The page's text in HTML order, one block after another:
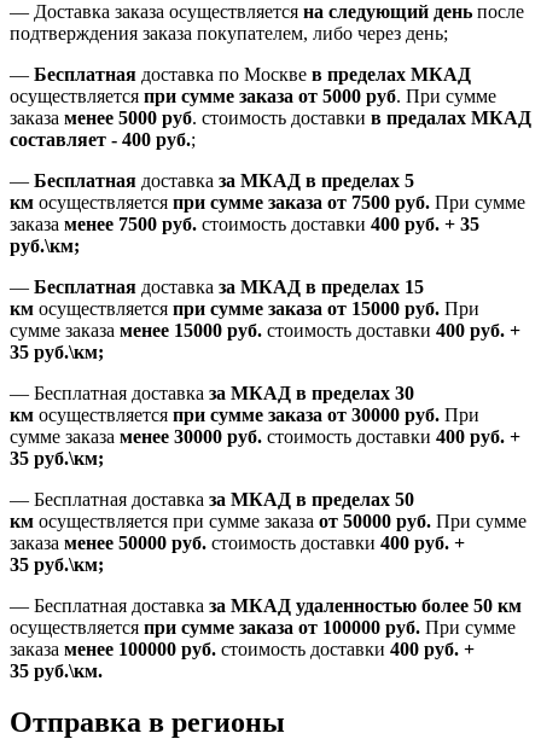
— Доставка заказа осуществляется на следующий день после
подтверждения заказа покупателем, либо через день;
— Бесплатная доставка по Москве в пределах МКАД
осуществляется при сумме заказа от 5000 руб. При сумме
заказа менее 5000 руб. стоимость доставки в предалах МКАД
составляет - 400 руб.;
— Бесплатная доставка за МКАД в пределах 5
км осуществляется при сумме заказа от 7500 руб. При сумме
заказа менее 7500 руб. стоимость доставки 400 руб. + 35
руб.\км;
— Бесплатная доставка за МКАД в пределах 15
км осуществляется при сумме заказа от 15000 руб. При
сумме заказа менее 15000 руб. стоимость доставки 400 руб. +
35 руб.\км;
— Бесплатная доставка за МКАД в пределах 30
км осуществляется при сумме заказа от 30000 руб. При
сумме заказа менее 30000 руб. стоимость доставки 400 руб. +
35 руб.\км;
— Бесплатная доставка за МКАД в пределах 50
км осуществляется при сумме заказа от 50000 руб. При сумме
заказа менее 50000 руб. стоимость доставки 400 руб. +
35 руб.\км;
— Бесплатная доставка за МКАД удаленностью более 50 км
осуществляется при сумме заказа от 100000 руб. При сумме
заказа менее 100000 руб. стоимость доставки 400 руб. +
35 руб.\км.
Отправка в регионы